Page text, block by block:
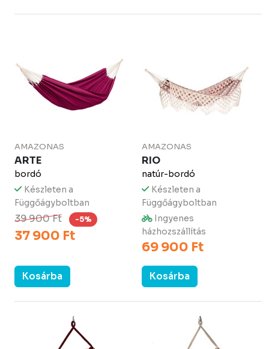
AMAZONAS
ARTE
bordó
Készleten a
Függőágyboltban
39 900 Ft -5%
37 900 Ft
Kosárba
AMAZONAS
RIO
natúr-bordó
Készleten a
Függőágyboltban
Ingyenes
házhozszállítás
69 900 Ft
Kosárba